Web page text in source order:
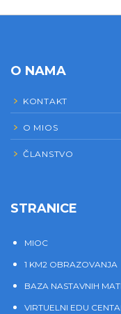
O NAMA
KONTAKT
O MIOS
ČLANSTVO
STRANICE
MIOC
1 KM2 OBRAZOVANJA
BAZA NASTAVNIH
VIRTUELNI EDU